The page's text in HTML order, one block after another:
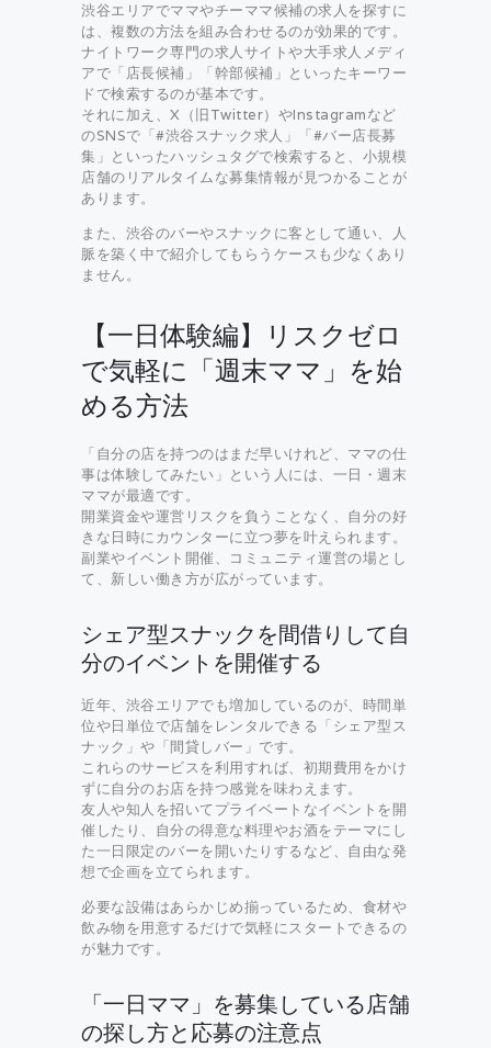
渋谷エリアでママやチーママ候補の求人を探すに
は、複数の方法を組み合わせるのが効果的です。
ナイトワーク専門の求人サイトや大手求人メディ
アで「店長候補」「幹部候補」といったキーワー
ドで検索するのが基本です。
それに加え、X（旧Twitter）やInstagramなど
のSNSで「#渋谷スナック求人」「#バー店長募
集」といったハッシュタグで検索すると、小規模
店舗のリアルタイムな募集情報が見つかることが
あります。
また、渋谷のバーやスナックに客として通い、人
脈を築く中で紹介してもらうケースも少なくあり
ません。
【一日体験編】リスクゼロ
で気軽に「週末ママ」を始
める方法
「自分の店を持つのはまだ早いけれど、ママの仕
事は体験してみたい」という人には、一日・週末
ママが最適です。
開業資金や運営リスクを負うことなく、自分の好
きな日時にカウンターに立つ夢を叶えられます。
副業やイベント開催、コミュニティ運営の場とし
て、新しい働き方が広がっています。
シェア型スナックを間借りして自
分のイベントを開催する
近年、渋谷エリアでも増加しているのが、時間単
位や日単位で店舗をレンタルできる「シェア型ス
ナック」や「間貸しバー」です。
これらのサービスを利用すれば、初期費用をかけ
ずに自分のお店を持つ感覚を味わえます。
友人や知人を招いてプライベートなイベントを開
催したり、自分の得意な料理やお酒をテーマにし
た一日限定のバーを開いたりするなど、自由な発
想で企画を立てられます。
必要な設備はあらかじめ揃っているため、食材や
飲み物を用意するだけで気軽にスタートできるの
が魅力です。
「一日ママ」を募集している店舗
の探し方と応募の注意点